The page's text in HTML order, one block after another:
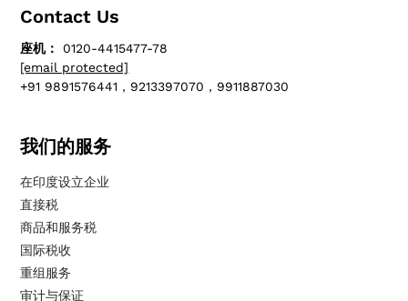
Contact Us
座机：
0120-4415477-78
[email protected]
+91 9891576441，9213397070，9911887030
我们的服务
在印度设立企业
直接税
商品和服务税
国际税收
重组服务
审计与保证